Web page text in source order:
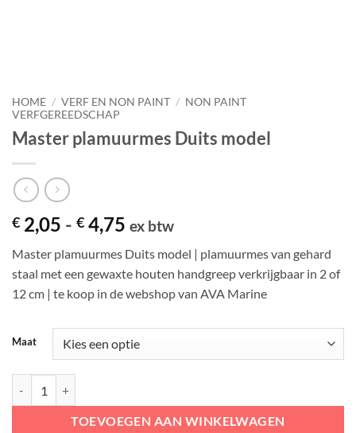
HOME / VERF EN NON PAINT / NON PAINT
VERFGEREEDSCHAP
Master plamuurmes Duits model
€ 2,05 - € 4,75 Prijsklasse:
tot
€ 4,75
ex btw
Master plamuurmes Duits model | plamuurmes van gehard
staal met een gewaxte houten handgreep verkrijgbaar in 2 of
12 cm | te koop in de webshop van AVA Marine
Maat
TOEVOEGEN AAN WINKELWAGEN